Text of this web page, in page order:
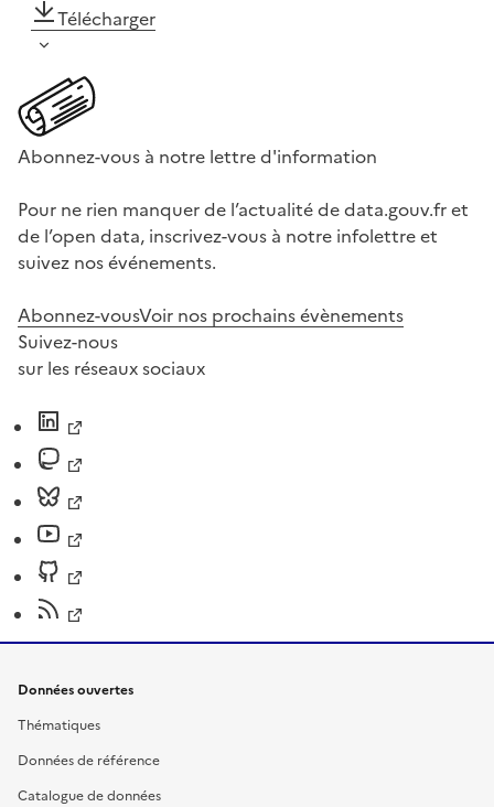
Télécharger
Abonnez-vous à notre lettre d'information
Pour ne rien manquer de l’actualité de data.gouv.fr et
de l’open data, inscrivez-vous à notre infolettre et
suivez nos événements.
Abonnez-vousVoir nos prochains évènements
Suivez-nous
sur les réseaux sociaux
Données ouvertes
Thématiques
Données de référence
Catalogue de données